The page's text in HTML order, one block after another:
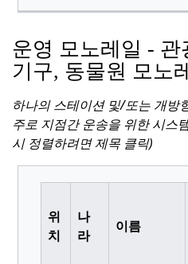
운영 모노레일 - 관
기구, 동물원 모노
하나의 스테이션 및/또는 개방
주로 지점간 운송을 위한 시스
시 정렬하려면 제목 클릭)
위
치
나
라
이름